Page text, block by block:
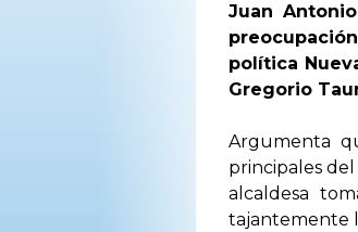
Juan
política
Gregorio
Argumenta
principales
alcaldesa
tajantemente